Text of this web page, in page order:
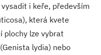
i keře, především
která kvete
plochy lze vybrat
lydia) nebo